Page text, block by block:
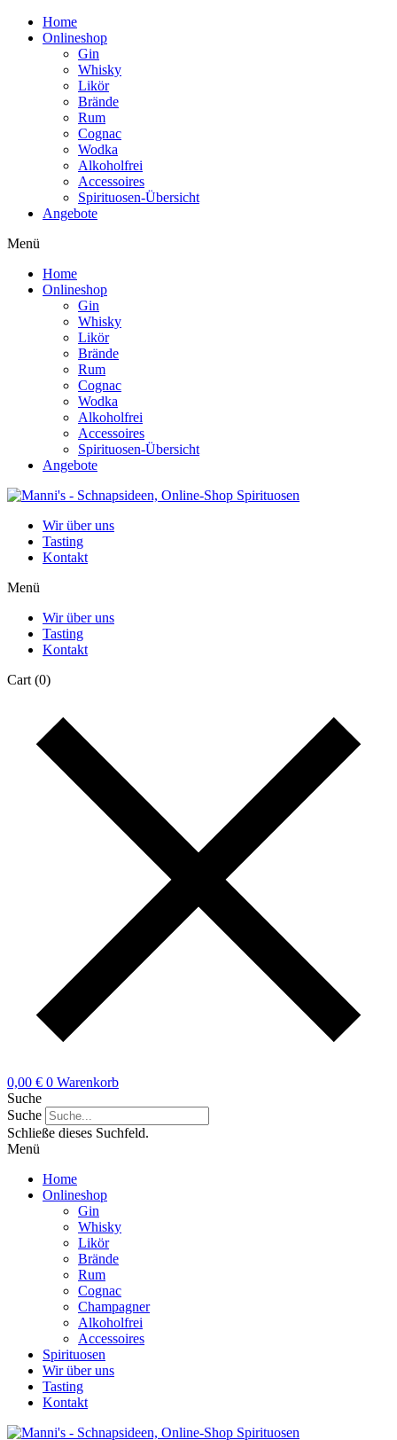
Home
Onlineshop
Gin
Whisky
Likör
Brände
Rum
Cognac
Wodka
Alkoholfrei
Accessoires
Spirituosen-Übersicht
Angebote
Menü
Home
Onlineshop
Gin
Whisky
Likör
Brände
Rum
Cognac
Wodka
Alkoholfrei
Accessoires
Spirituosen-Übersicht
Angebote
Wir über uns
Tasting
Kontakt
Menü
Wir über uns
Tasting
Kontakt
Cart (0)
0,00 € 0 Warenkorb
Suche
Suche
Schließe dieses Suchfeld.
Menü
Home
Onlineshop
Gin
Whisky
Likör
Brände
Rum
Cognac
Champagner
Alkoholfrei
Accessoires
Spirituosen
Wir über uns
Tasting
Kontakt